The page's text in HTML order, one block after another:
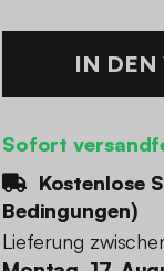
IN DEN
Sofort
Kostenlose
Bedingungen)
Lieferung